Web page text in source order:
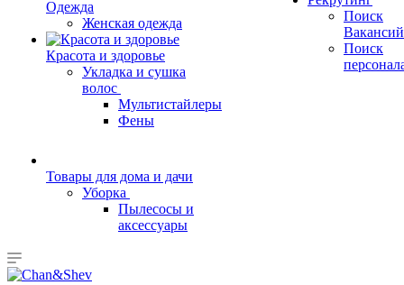
Одежда
Женская одежда
Красота и здоровье
Укладка и сушка
волос
Мультистайлеры
Фены
Товары для дома и дачи
Уборка
Пылесосы и
аксессуары
Поиск
Вакансий
Поиск